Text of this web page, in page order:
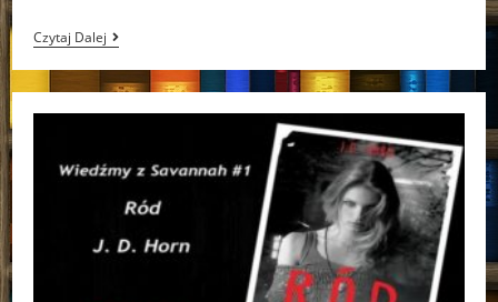
Czytaj DalejTajemnice…